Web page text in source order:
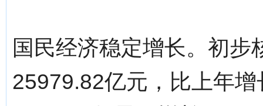
国民经济稳定增长。初
25979.82亿元，比上年